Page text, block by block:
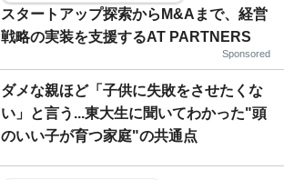
スタートアップ探索からM&Aまで、経営
戦略の実装を支援するAT PARTNERS
Sponsored
ダメな親ほど「子供に失敗をさせたくな
い」と言う...東大生に聞いてわかった"頭
のいい子が育つ家庭"の共通点